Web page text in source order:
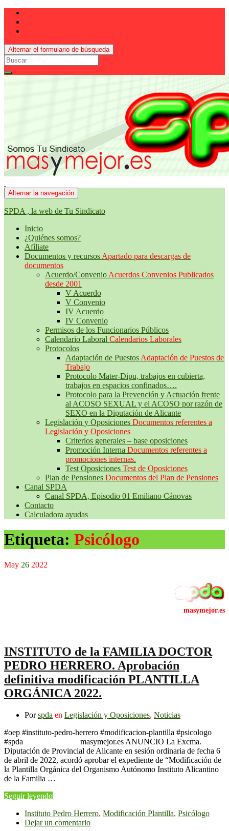
Alternar el formulario de búsqueda
Search
for:
Alternar la navegación
SPDA , la web de Tu Sindicato
Inicio
¿Quiénes somos?
Afíliate
Documentos y recursos Apartado para descargas de
documentos
Acuerdo/Convenio Acuerdos Convenios Publicados
desde 2001
V Acuerdo
V Convenio
IV Acuerdo
IV Convenio
Permisos de los Funcionarios Públicos
Calendario Laboral Calendarios Laborales
Protocolos
Adaptación de Puestos Adaptación de Puestos de
Trabajo
Protocolo Mater-Dipu, trabajos en cubierta,
trabajos en espacios confinados….
Protocolo para la Prevención y Actuación frente
al ACOSO SEXUAL y el ACOSO por razón de
SEXO en la Diputación de Alicante
Legislación y Oposiciones Documentos referentes a
Legislación y Oposiciones
Criterios generales – base oposiciones
Promoción Interna Documentos referentes a
promociones internas.
Test Oposiciones Test de Oposiciones
Plan de Pensiones Documentos del Plan de Pensiones
Canal SPDA
Canal SPDA, Episodio 01 Emiliano Cánovas
Contacto
Calculadora ayudas
Etiqueta: Psicólogo
May 26 2022
INSTITUTO de la FAMILIA DOCTOR
PEDRO HERRERO. Aprobación
definitiva modificación PLANTILLA
ORGÁNICA 2022.
Porspda en Legislación y Oposiciones, Noticias
#oep #instituto-pedro-herrero #modificacion-plantilla #psicologo
#spda masymejor.es ANUNCIO La Excma.
Diputación de Provincial de Alicante en sesión ordinaria de fecha 6
de abril de 2022, acordó aprobar el expediente de “Modificación de
la Plantilla Orgánica del Organismo Autónomo Instituto Alicantino
de la Familia …
Seguir leyendo
Instituto Pedro Herrero, Modificación Plantilla, Psicólogo
Dejar un comentario